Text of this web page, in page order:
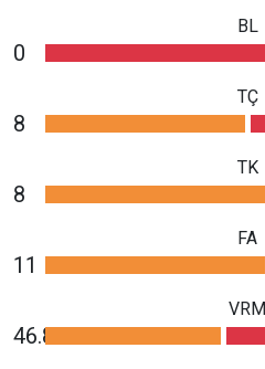
BL
0
TÇ
8
TK
8
FA
11
VRM
46.8